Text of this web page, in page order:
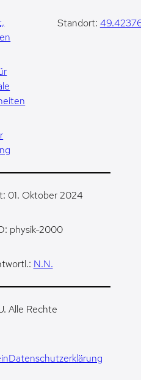
Standort:
01. Oktober 2024
physik-2000
N.N.
Alle Rechte
Datenschutzerklärung